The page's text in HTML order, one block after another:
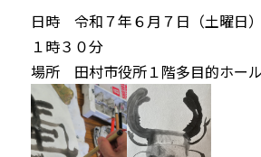
日時 令和７年６月７日（土曜日
１時３０分
場所 田村市役所１階多目的ホール